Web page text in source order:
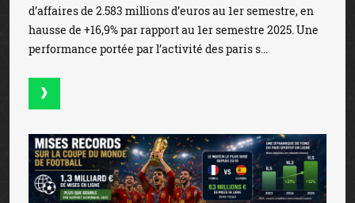
d’affaires de 2.583 millions d’euros au 1er semestre, en
hausse de +16,9% par rapport au 1er semestre 2025. Une
performance portée par l’activité des paris s...